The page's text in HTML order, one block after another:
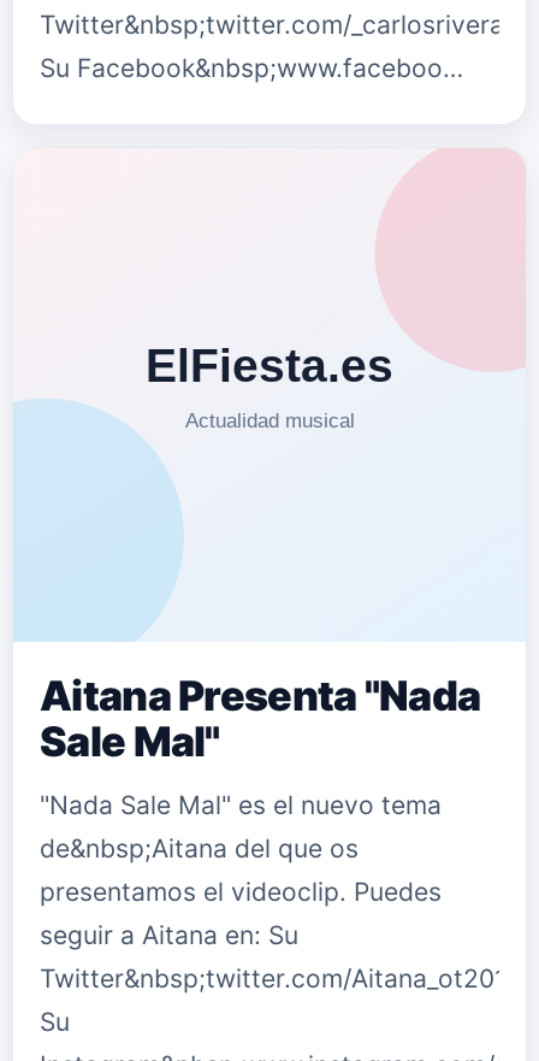
Twitter&nbsp;twitter.com/_carlosrivera
Su Facebook&nbsp;www.faceboo…
Aitana Presenta "Nada
Sale Mal"
"Nada Sale Mal" es el nuevo tema
de&nbsp;Aitana del que os
presentamos el videoclip. Puedes
seguir a Aitana en: Su
Twitter&nbsp;twitter.com/Aitana_ot2017
Su